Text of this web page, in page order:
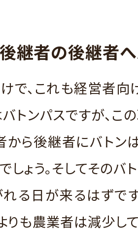
継者の後継者
で、これも経営者向
トンパスですが、こ
から後継者にバトン
しょう。そしてそのバ
る日が来るはずで
りも農業者は減少して